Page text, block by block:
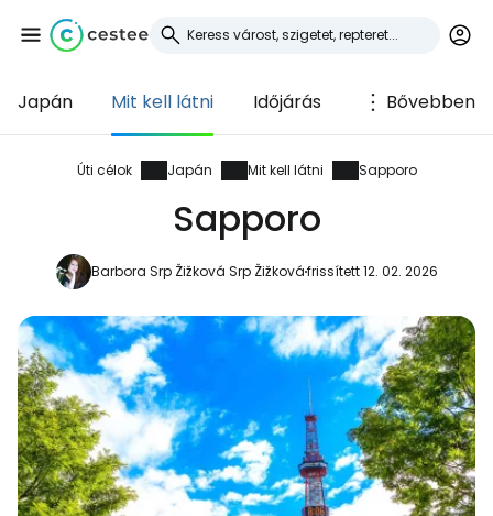
Japán Mit kell látni Időjárás Bővebben
Úti célok Japán Mit kell látni Sapporo
Sapporo
Barbora Srp Žižková Srp Žižkováfrissített 12. 02. 2026
Bejelentkezés a
Cestee-be
... az utazási közösség világszerte
Folytatás a Facebookkal
Folytassa e-mailben